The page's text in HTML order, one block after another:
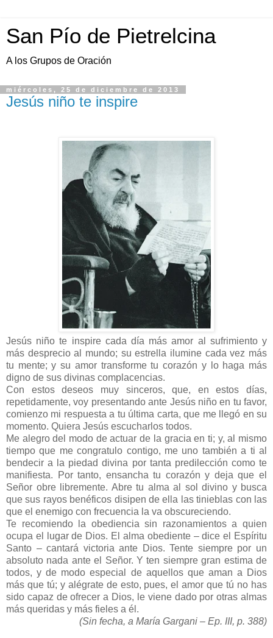
San Pío de Pietrelcina
A los Grupos de Oración
miércoles, 25 de diciembre de 2013
Jesús niño te inspire
Jesús niño te inspire cada día más amor al sufrimiento y
más desprecio al mundo; su estrella ilumine cada vez más
tu mente; y su amor transforme tu corazón y lo haga más
digno de sus divinas complacencias.
Con estos deseos muy sinceros, que, en estos días,
repetidamente, voy presentando ante Jesús niño en tu favor,
comienzo mi respuesta a tu última carta, que me llegó en su
momento. Quiera Jesús escucharlos todos.
Me alegro del modo de actuar de la gracia en ti; y, al mismo
tiempo que me congratulo contigo, me uno también a ti al
bendecir a la piedad divina por tanta predilección como te
manifiesta. Por tanto, ensancha tu corazón y deja que el
Señor obre libremente. Abre tu alma al sol divino y busca
que sus rayos benéficos disipen de ella las tinieblas con las
que el enemigo con frecuencia la va obscureciendo.
Te recomiendo la obediencia sin razonamientos a quien
ocupa el lugar de Dios. El alma obediente – dice el Espíritu
Santo – cantará victoria ante Dios. Tente siempre por un
absoluto nada ante el Señor. Y ten siempre gran estima de
todos, y de modo especial de aquellos que aman a Dios
más que tú; y alégrate de esto, pues, el amor que tú no has
sido capaz de ofrecer a Dios, le viene dado por otras almas
más queridas y más fieles a él.
(Sin fecha, a María Gargani – Ep. III, p. 388)